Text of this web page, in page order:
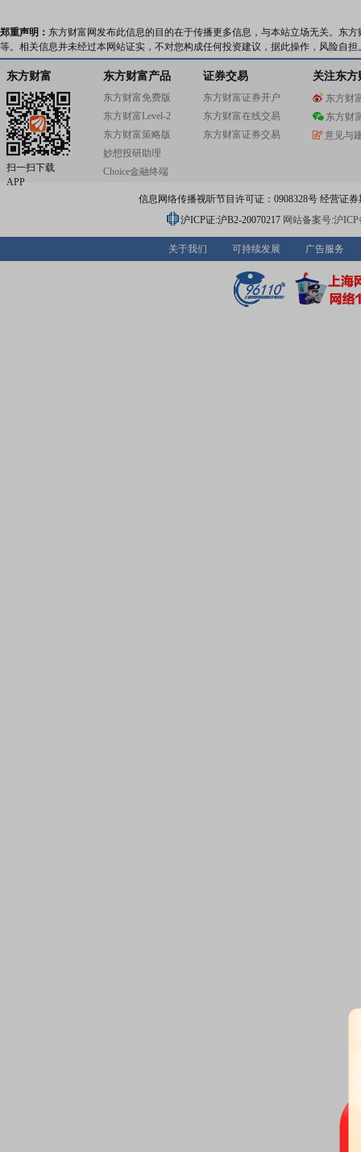
郑重声明： 东方财富网发布此信息的目的在于传播更多信息，与本站立场无关。东
等。相关信息并未经过本网站证实，不对您构成任何投资建议，据此操作，风险自担